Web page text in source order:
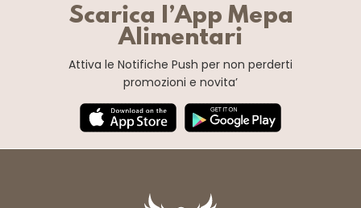
Scarica l’App Mepa
Alimentari
Attiva le Notifiche Push per non perderti
promozioni e novita’